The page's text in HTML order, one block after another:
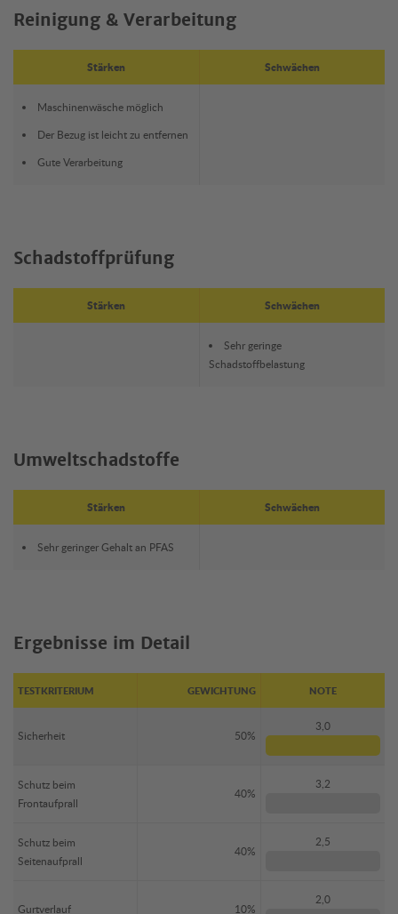
Reinigung & Verarbeitung
Stärken Schwächen
Maschinenwäsche möglich
Der Bezug ist leicht zu entfernen
Gute Verarbeitung
Schadstoffprüfung
Stärken Schwächen
Sehr geringe
Schadstoffbelastung
Umweltschadstoffe
Stärken Schwächen
Sehr geringer Gehalt an PFAS
Ergebnisse im Detail
TESTKRITERIUM GEWICHTUNG NOTE
Sicherheit 50%
3,0
Schutz beim
Frontaufprall
40%
3,2
Schutz beim
Seitenaufprall
40%
2,5
Gurtverlauf 10%
2,0